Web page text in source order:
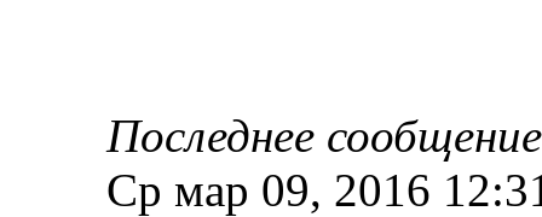
Последнее
Ср мар 09, 2016